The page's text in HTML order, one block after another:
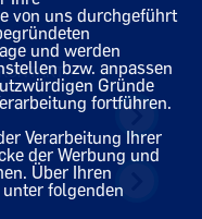
von uns durchgeführt
und werden
bzw. anpassen
Gründe
fortführen.
Verarbeitung Ihrer
der Werbung und
Über Ihren
folgenden